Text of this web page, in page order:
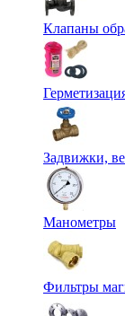
Клапаны
Задвижки,
Манометры
Фильтры